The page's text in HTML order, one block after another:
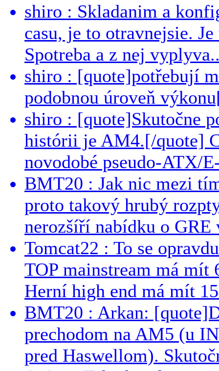
shiro : Skladanim a
casu, je to otravnejsie.
Spotreba a z nej
shiro : [quote]potřebují
podobnou úroveň
shiro : [quote]Skutočne
histórii je AM4.[/quote]
novodobé pseudo-ATX/
BMT20 : Jak nic mezi
proto takový hrubý
nerozšíří nabídku o GRE
Tomcat22 : To se
TOP mainstream má
Herní high end má mít
BMT20 : Arkan:
prechodom na AM5 (u
pred Haswellom).